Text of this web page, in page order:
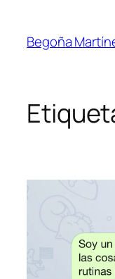
contenido
Begoña